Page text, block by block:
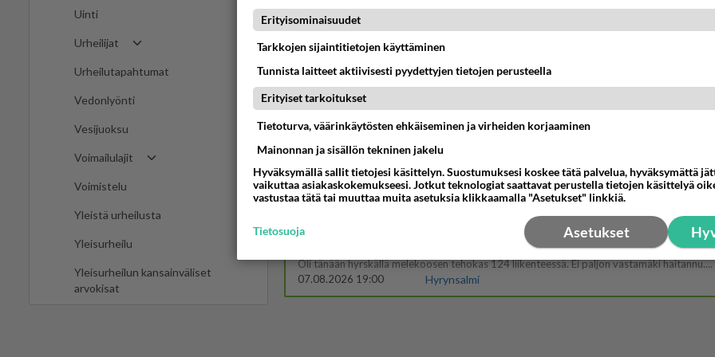
Uinti
Urheilijat
Urheilutapahtumat
Vedonlyönti
Vesijuoksu
Voimailulajit
Voimistelu
Yleistä urheilusta
Yleisurheilu
Yleisurheilun kansainväliset
arvokisat
07.08.2026 17:14
Ei se nainen edes oo
mitenkään nätti 🤣🤣🤣🤣🤣
07.08.2026 07:20
Kotimaiset julkkisjuorut
Olen luovuttanut
Oli tänään hyrskällä melekoosen tehokas 124 liikenteessä. Ei paljon vastamäki haitannu....
07.08.2026 19:00
Hyrynsalmi
Erityisominaisuudet
Tarkkojen sijaintitietojen käyttäminen
Tunnista laitteet aktiivisesti pyydettyjen tietojen perusteella
Erityiset tarkoitukset
Tietoturva, väärinkäytösten ehkäiseminen ja virheiden korjaaminen
Mainonnan ja sisällön tekninen jakelu
Hyväksymällä sallit tietojesi käsittelyn. Suostumuksesi koskee tätä palvelua, hyväksymättä
vaikuttaa asiakaskokemukseesi. Jotkut teknologiat saattavat perustella tietojen käsittelyä
vastustaa tätä tai muuttaa muita asetuksia klikkaamalla "Asetukset" linkkiä.
Asetukset
Tietosuoja